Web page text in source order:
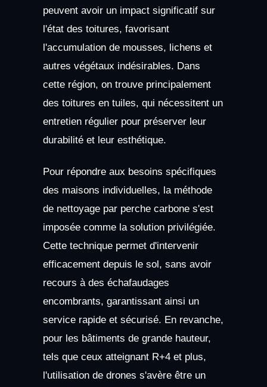
peuvent avoir un impact significatif sur
l'état des toitures, favorisant
l'accumulation de mousses, lichens et
autres végétaux indésirables. Dans
cette région, on trouve principalement
des toitures en tuiles, qui nécessitent un
entretien régulier pour préserver leur
durabilité et leur esthétique.
Pour répondre aux besoins spécifiques
des maisons individuelles, la méthode
de nettoyage par perche carbone s'est
imposée comme la solution privilégiée.
Cette technique permet d'intervenir
efficacement depuis le sol, sans avoir
recours à des échafaudages
encombrants, garantissant ainsi un
service rapide et sécurisé. En revanche,
pour les bâtiments de grande hauteur,
tels que ceux atteignant R+4 et plus,
l'utilisation de drones s'avère être un